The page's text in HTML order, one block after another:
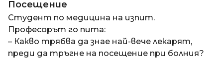
Посещение
Студент по медицина на изпит.
Професорът го пита:
– Какво трябва да знае най-вече лекарят,
преди да тръгне на посещение при болния?